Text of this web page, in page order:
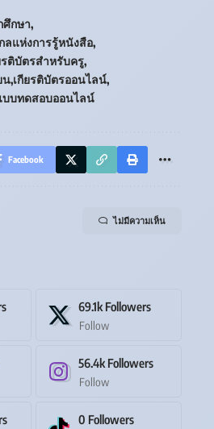
ศึกษา
ลแห่งการรู้หนังสือ
รติบัตรสำหรับครู
น เกียรติบัตรออนไลน์
บบทดสอบออนไลน์
Facebook
ไม่มีความเห็น
69.1k Followers
Follow
56.4k Followers
Follow
0 Followers